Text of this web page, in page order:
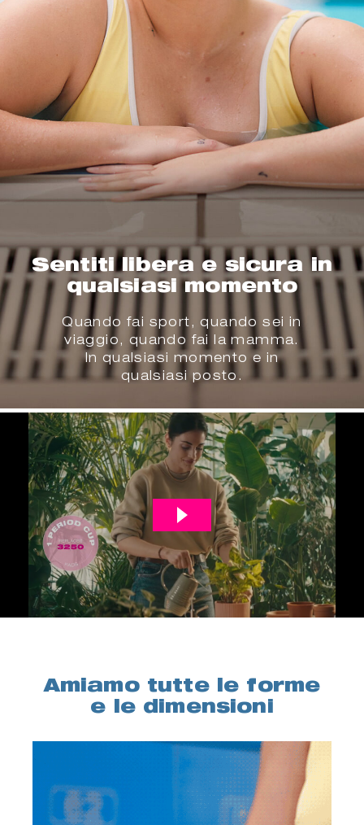
Sentiti libera e sicura in
qualsiasi momento
Quando fai sport, quando sei in
viaggio, quando fai la mamma.
In qualsiasi momento e in
qualsiasi posto.
Amiamo tutte le forme
e le dimensioni